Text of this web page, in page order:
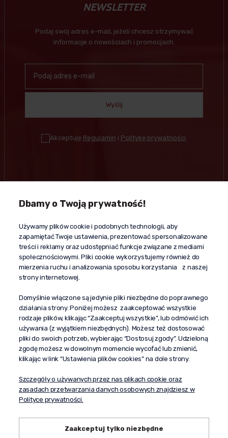
NEWSLETTER
Podaj swój adres e-mail, jeżeli chcesz otrzymywać
informacje o nowościach i promocjach.
Wyślij
Akceptuję Regulamin i Politykę prywatności
Kontakt
+48 603 610 870
kontakt@propaganda24h.pl
“Propaganda"
al. Komisji Edukacji Narodowej 51/U5
02-797 Warszawa
Dostawa
Moje konto
O firmie
Dbamy o Twoją prywatność!
Używamy plików cookie i podobnych technologii, aby
zapamiętać Twoje ustawienia, prezentować spersonalizowane
treści i reklamy oraz udostępniać funkcje związane z mediami
społecznościowymi. Pliki cookie wykorzystujemy również do
mierzenia ruchu i analizowania sposobu korzystania z naszej
strony internetowej.
Domyślnie włączone są jedynie pliki niezbędne do poprawnego
działania strony. Poniżej możesz zaakceptować wszystkie
rodzaje plików, klikając “Zaakceptuj wszystkie”, lub odmówić ich
używania (z wyjątkiem niezbędnych). Możesz też dostosować
pliki do swoich potrzeb, wybierając “Dostosuj zgody”. Udzieloną
zgodę możesz w dowolnym momencie wycofać lub zmienić,
klikając w link “Ustawienia plików cookies” na dole strony.
Szczegóły o używanych przez nas plikach cookie oraz
zasadach przetwarzania danych osobowych znajdziesz w
Polityce prywatności.
Zaakceptuj tylko niezbędne